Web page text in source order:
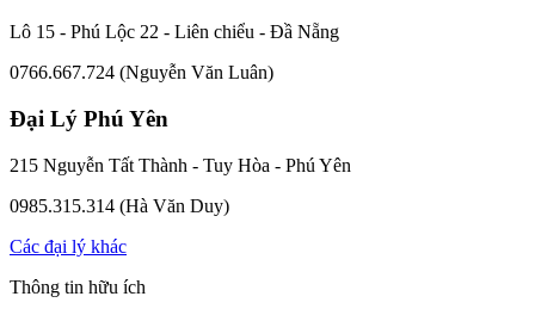
Lô 15 - Phú Lộc 22 - Liên chiểu - Đầ Nẵng
0766.667.724 (Nguyễn Văn Luân)
Đại Lý Phú Yên
215 Nguyễn Tất Thành - Tuy Hòa - Phú Yên
0985.315.314 (Hà Văn Duy)
Các đại lý khác
Thông tin hữu ích